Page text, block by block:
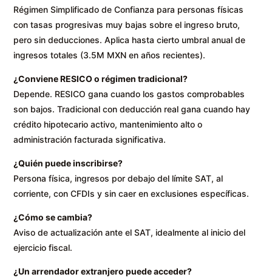
Régimen Simplificado de Confianza para personas físicas
con tasas progresivas muy bajas sobre el ingreso bruto,
pero sin deducciones. Aplica hasta cierto umbral anual de
ingresos totales (3.5M MXN en años recientes).
¿Conviene RESICO o régimen tradicional?
Depende. RESICO gana cuando los gastos comprobables
son bajos. Tradicional con deducción real gana cuando hay
crédito hipotecario activo, mantenimiento alto o
administración facturada significativa.
¿Quién puede inscribirse?
Persona física, ingresos por debajo del límite SAT, al
corriente, con CFDIs y sin caer en exclusiones específicas.
¿Cómo se cambia?
Aviso de actualización ante el SAT, idealmente al inicio del
ejercicio fiscal.
¿Un arrendador extranjero puede acceder?